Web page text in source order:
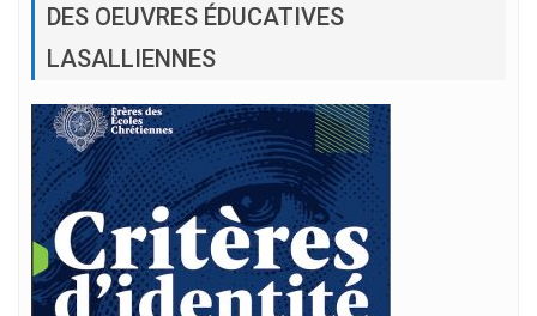
DES OEUVRES ÉDUCATIVES
LASALLIENNES